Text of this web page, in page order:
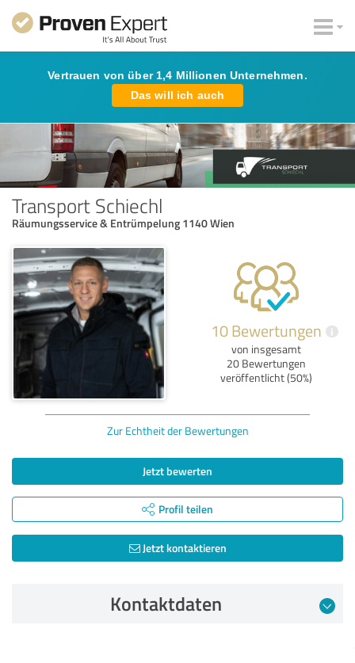
Vertrauen von über 1,4 Millionen Unternehmen.
Das will ich auch
Transport Schiechl
Räumungsservice & Entrümpelung 1140 Wien
10 Bewertungen i
von insgesamt
20 Bewertungen
veröffentlicht (50%)
Zur Echtheit der Bewertungen
Jetzt bewerten
Profil teilen
Jetzt kontaktieren
Kontaktdaten